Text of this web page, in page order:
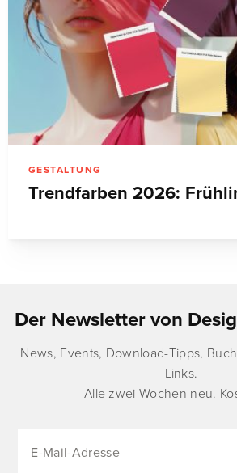
GESTALTUNG
Trendfarben 2026:
Der Newsletter von
News, Events, Download-Tipps,
Links.
Alle zwei Wochen neu.